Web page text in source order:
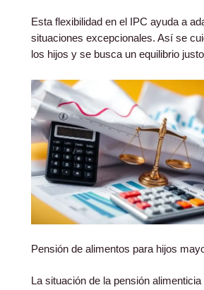
Esta flexibilidad en el IPC ayuda a
situaciones excepcionales. Así se
los hijos y se busca un equilibrio
Pensión de alimentos para hijos
La situación de la pensión